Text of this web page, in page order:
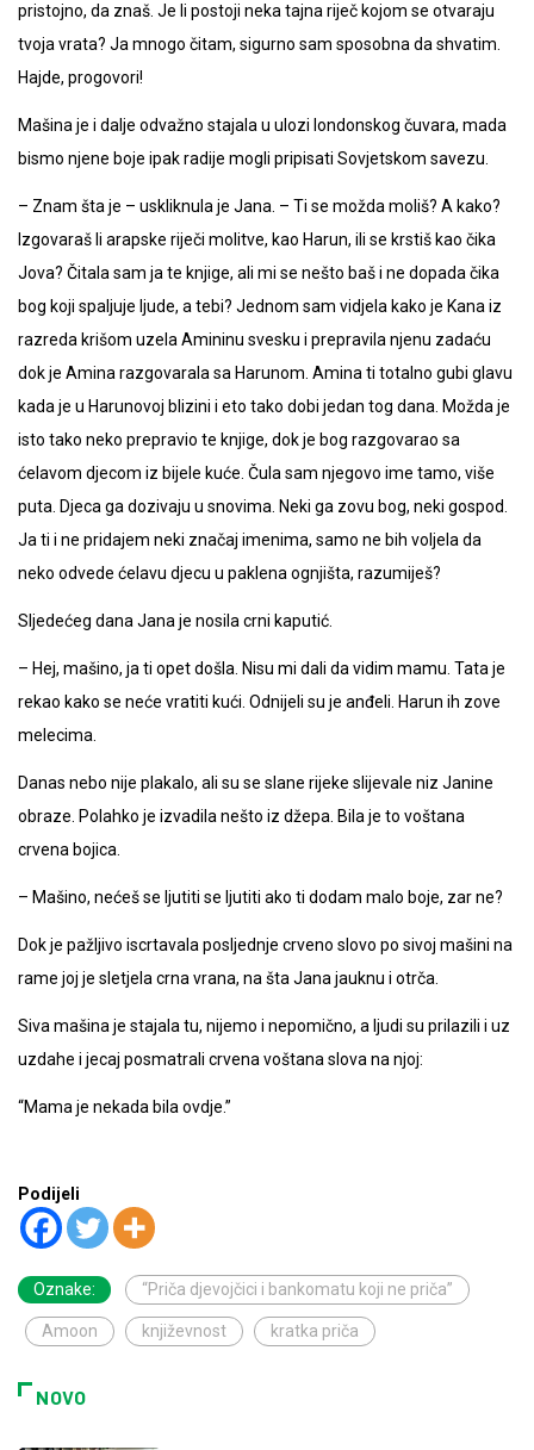
pristojno, da znaš. Je li postoji neka tajna riječ kojom se otvaraju
tvoja vrata? Ja mnogo čitam, sigurno sam sposobna da shvatim.
Hajde, progovori!
Mašina je i dalje odvažno stajala u ulozi londonskog čuvara, mada
bismo njene boje ipak radije mogli pripisati Sovjetskom savezu.
– Znam šta je – uskliknula je Jana. – Ti se možda moliš? A kako?
Izgovaraš li arapske riječi molitve, kao Harun, ili se krstiš kao čika
Jova? Čitala sam ja te knjige, ali mi se nešto baš i ne dopada čika
bog koji spaljuje ljude, a tebi? Jednom sam vidjela kako je Kana iz
razreda krišom uzela Amininu svesku i prepravila njenu zadaću
dok je Amina razgovarala sa Harunom. Amina ti totalno gubi glavu
kada je u Harunovoj blizini i eto tako dobi jedan tog dana. Možda je
isto tako neko prepravio te knjige, dok je bog razgovarao sa
ćelavom djecom iz bijele kuće. Čula sam njegovo ime tamo, više
puta. Djeca ga dozivaju u snovima. Neki ga zovu bog, neki gospod.
Ja ti i ne pridajem neki značaj imenima, samo ne bih voljela da
neko odvede ćelavu djecu u paklena ognjišta, razumiješ?
Sljedećeg dana Jana je nosila crni kaputić.
– Hej, mašino, ja ti opet došla. Nisu mi dali da vidim mamu. Tata je
rekao kako se neće vratiti kući. Odnijeli su je anđeli. Harun ih zove
melecima.
Danas nebo nije plakalo, ali su se slane rijeke slijevale niz Janine
obraze. Polahko je izvadila nešto iz džepa. Bila je to voštana
crvena bojica.
– Mašino, nećeš se ljutiti se ljutiti ako ti dodam malo boje, zar ne?
Dok je pažljivo iscrtavala posljednje crveno slovo po sivoj mašini na
rame joj je sletjela crna vrana, na šta Jana jauknu i otrča.
Siva mašina je stajala tu, nijemo i nepomično, a ljudi su prilazili i uz
uzdahe i jecaj posmatrali crvena voštana slova na njoj:
“Mama je nekada bila ovdje.”
Podijeli
Oznake: “Priča djevojčici i bankomatu koji ne priča”
Amoon književnost kratka priča
NOVO